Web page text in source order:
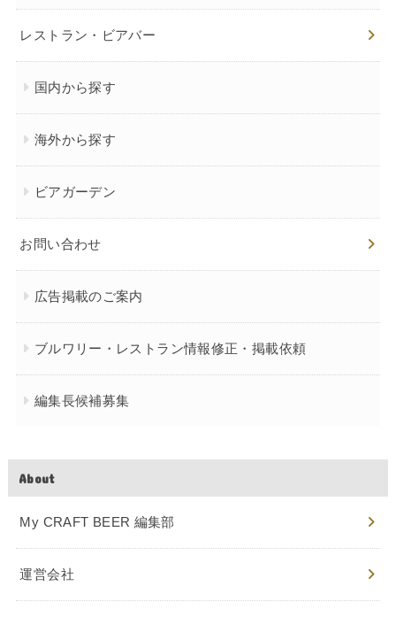
レストラン・ビアバー
国内から探す
海外から探す
ビアガーデン
お問い合わせ
広告掲載のご案内
ブルワリー・レストラン情報修正・掲載依頼
編集長候補募集
About
My CRAFT BEER 編集部
運営会社